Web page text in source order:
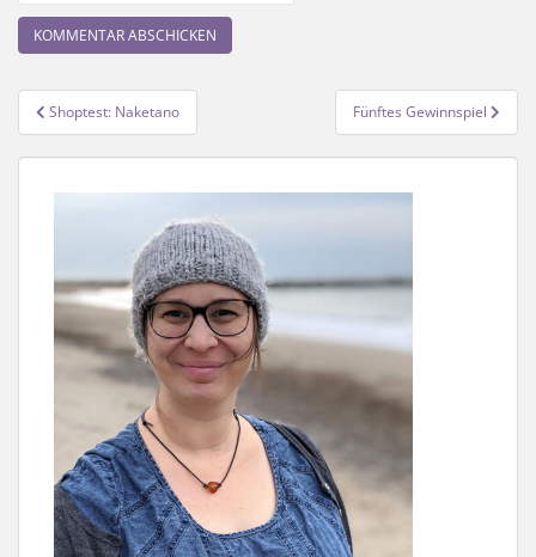
Beitragsnavigation
Shoptest: Naketano Fünftes Gewinnspiel